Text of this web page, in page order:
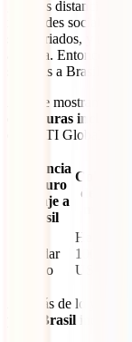
grandes distancias,
realidades sociales
son variados, y un
alcanza. Entonces,
si viajas a Brasil?
Aquí te mostramos
coberturas
con IATI Global:
Asistencia
y seguro
de viaje a
Brasil
Cobertura
de gastos
Estándar
México
Hasta
100,000
USD
Además de lo ya
para Brasil